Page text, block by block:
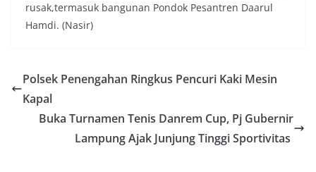
rusak,termasuk bangunan Pondok Pesantren Daarul
Hamdi. (Nasir)
Polsek Penengahan Ringkus Pencuri Kaki Mesin
Kapal
Buka Turnamen Tenis Danrem Cup, Pj Gubernir
Lampung Ajak Junjung Tinggi Sportivitas